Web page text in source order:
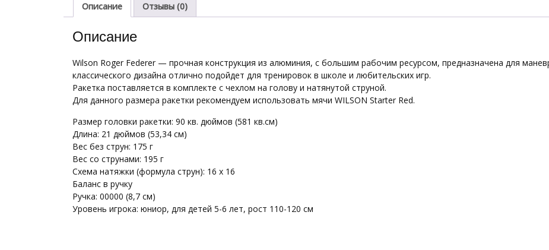
Описание Отзывы (0)
Описание
Wilson Roger Federer — прочная конструкция из алюминия, с большим рабочим ресурсом, предназначена для
классического дизайна отлично подойдет для тренировок в школе и любительских игр.
Ракетка поставляется в комплекте с чехлом на голову и натянутой струной.
Для данного размера ракетки рекомендуем использовать мячи WILSON Starter Red.
Размер головки ракетки: 90 кв. дюймов (581 кв.см)
Длина: 21 дюймов (53,34 см)
Вес без струн: 175 г
Вес со струнами: 195 г
Схема натяжки (формула струн): 16 x 16
Баланс в ручку
Ручка: 00000 (8,7 см)
Уровень игрока: юниор, для детей 5-6 лет, рост 110-120 см